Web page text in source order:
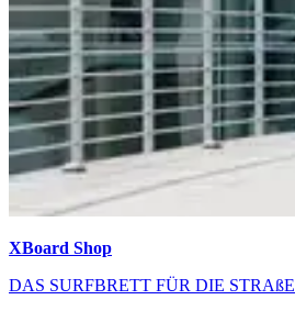
XBoard Shop
DAS SURFBRETT FÜR DIE STRAßE